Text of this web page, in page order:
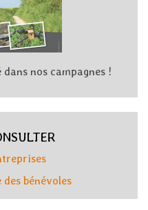
nos campagnes !
bénévoles